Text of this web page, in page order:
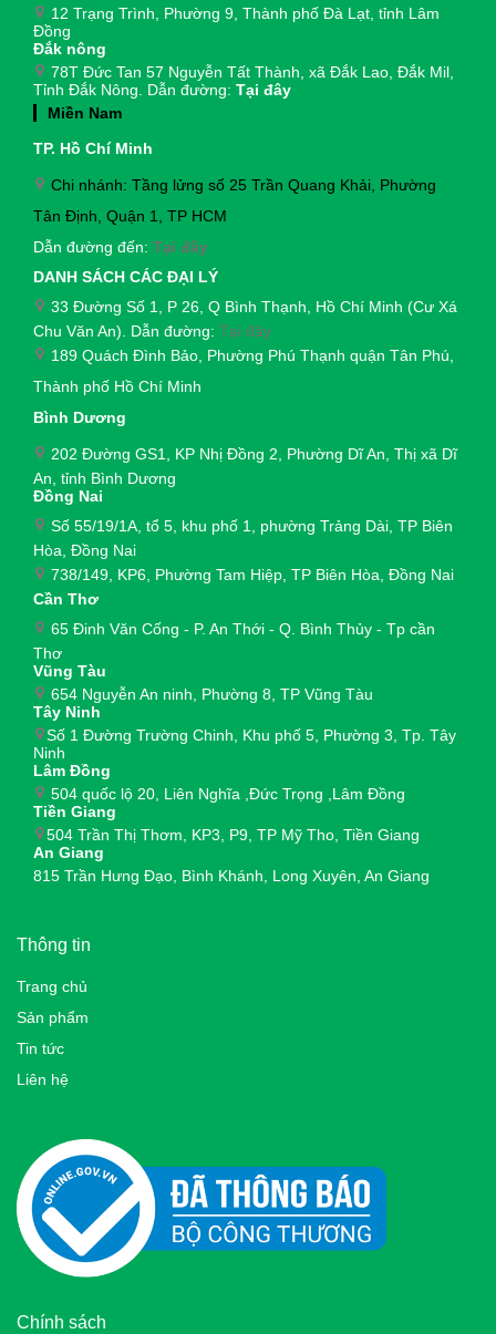
12 Trạng Trình, Phường 9, Thành phố Đà Lạt, tỉnh Lâm
Đồng
Đắk nông
78T Đức Tan 57 Nguyễn Tất Thành, xã Đắk Lao, Đắk Mil,
Tỉnh Đắk Nông. Dẫn đường: Tại đây
Miền Nam
TP. Hồ Chí Minh
Chi nhánh: Tầng lửng số 25 Trần Quang Khải, Phường
Tân Định, Quận 1, TP HCM
Dẫn đường đến: Tại đây
DANH SÁCH CÁC ĐẠI LÝ
33 Đường Số 1, P 26, Q Bình Thạnh, Hồ Chí Minh (Cư Xá
Chu Văn An). Dẫn đường: Tại đây
189 Quách Đình Bảo, Phường Phú Thạnh quận Tân Phú,
Thành phố Hồ Chí Minh
Bình Dương
202 Đường GS1, KP Nhị Đồng 2, Phường Dĩ An, Thị xã Dĩ
An, tỉnh Bình Dương
Đồng Nai
Số 55/19/1A, tổ 5, khu phố 1, phường Trảng Dài, TP Biên
Hòa, Đồng Nai
738/149, KP6, Phường Tam Hiệp, TP Biên Hòa, Đồng Nai
Cần Thơ
65 Đinh Văn Cống - P. An Thới - Q. Bình Thủy - Tp cần
Thơ
Vũng Tàu
654 Nguyễn An ninh, Phường 8, TP Vũng Tàu
Tây Ninh
Số 1 Đường Trường Chinh, Khu phố 5, Phường 3, Tp. Tây
Ninh
Lâm Đồng
504 quốc lộ 20, Liên Nghĩa ,Đức Trọng ,Lâm Đồng
Tiền Giang
504 Trần Thị Thơm, KP3, P9, TP Mỹ Tho, Tiền Giang
An Giang
815 Trần Hưng Đạo, Bình Khánh, Long Xuyên, An Giang
Thông tin
Trang chủ
Sản phẩm
Tin tức
Liên hệ
Chính sách